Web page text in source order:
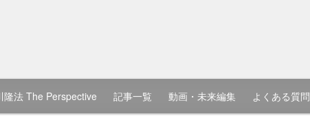
隆法 The Perspective 記事一覧 動画・未来編集 よくある質問